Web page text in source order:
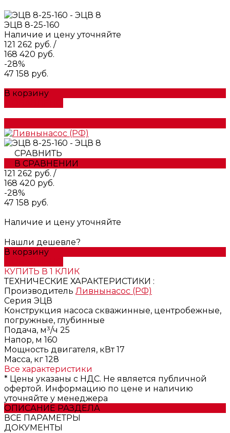
ЭЦВ 8-25-160
Наличие и цену уточняйте
121 262 руб. /
168 420 руб.
-28%
47 158 руб.
В корзину
СРАВНИТЬ
В СРАВНЕНИИ
121 262 руб. /
168 420 руб.
-28%
47 158 руб.
Наличие и цену уточняйте
Нашли дешевле?
В корзину
КУПИТЬ В 1 КЛИК
ТЕХНИЧЕСКИЕ ХАРАКТЕРИСТИКИ :
Производитель Ливнынасос (РФ)
Серия ЭЦВ
Конструкция насоса скважинные, центробежные,
погружные, глубинные
Подача, м³/ч 25
Напор, м 160
Мощность двигателя, кВт 17
Масса, кг 128
Все характеристики
* Цены указаны с НДС. Не является публичной
офертой. Информацию по цене и наличию
уточняйте у менеджера
ОПИСАНИЕ РАЗДЕЛА
ВСЕ ПАРАМЕТРЫ
ДОКУМЕНТЫ